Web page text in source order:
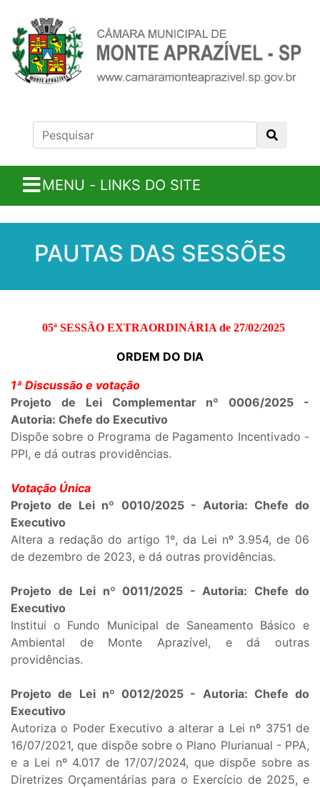
MENU - LINKS DO SITE
PAUTAS DAS SESSÕES
05ª SESSÃO EXTRAORDINÁRIA de 27/02/2025
ORDEM DO DIA
1ª Discussão e votação
Projeto de Lei Complementar nº 0006/2025 -
Autoria: Chefe do Executivo
Dispõe sobre o Programa de Pagamento Incentivado -
PPI, e dá outras providências.
Votação Única
Projeto de Lei nº 0010/2025 - Autoria: Chefe do
Executivo
Altera a redação do artigo 1º, da Lei nº 3.954, de 06
de dezembro de 2023, e dá outras providências.
Projeto de Lei nº 0011/2025 - Autoria: Chefe do
Executivo
Institui o Fundo Municipal de Saneamento Básico e
Ambiental de Monte Aprazível, e dá outras
providências.
Projeto de Lei nº 0012/2025 - Autoria: Chefe do
Executivo
Autoriza o Poder Executivo a alterar a Lei nº 3751 de
16/07/2021, que dispõe sobre o Plano Plurianual - PPA,
e a Lei nº 4.017 de 17/07/2024, que dispõe sobre as
Diretrizes Orçamentárias para o Exercício de 2025, e